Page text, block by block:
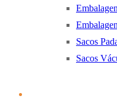
Sacos
Sacos